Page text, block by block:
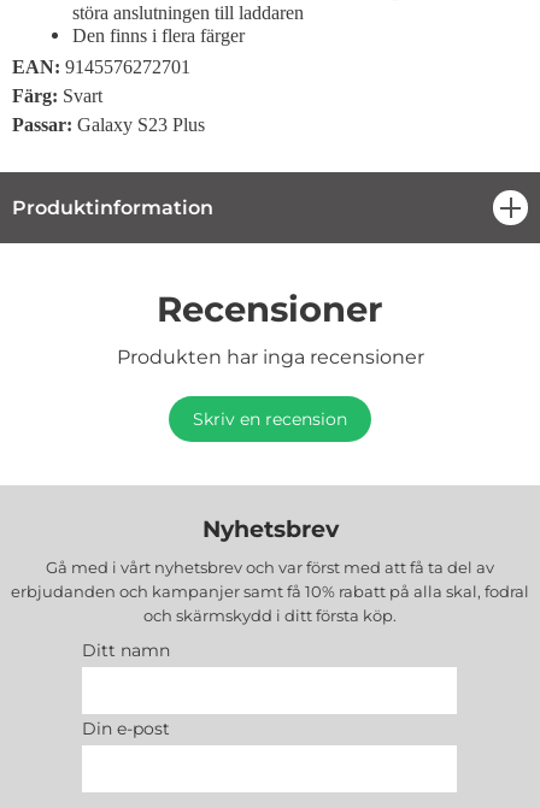
störa anslutningen till laddaren
Den finns i flera färger
EAN: 9145576272701
Färg: Svart
Passar: Galaxy S23 Plus
Produktinformation
Recensioner
Produkten har inga recensioner
Skriv en recension
Nyhetsbrev
Gå med i vårt nyhetsbrev och var först med att få ta del av
erbjudanden och kampanjer samt få 10% rabatt på alla skal, fodral
och skärmskydd i ditt första köp.
Ditt namn
Din e-post